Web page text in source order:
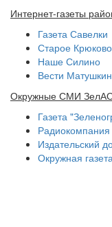
Интернет-газеты
Газета Савелки
Старое Крюково
Наше Силино
Вести
Окружные СМИ
Газета
Радиокомпания
Издательский
Окружная